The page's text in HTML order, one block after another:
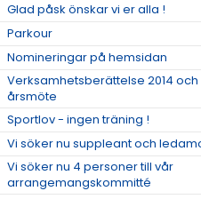
Glad påsk önskar vi er alla !
Parkour
Nomineringar på hemsidan
Verksamhetsberättelse 2014
årsmöte
Sportlov - ingen träning !
Vi söker nu suppleant och
Vi söker nu 4 personer till vår
arrangemangskommitté